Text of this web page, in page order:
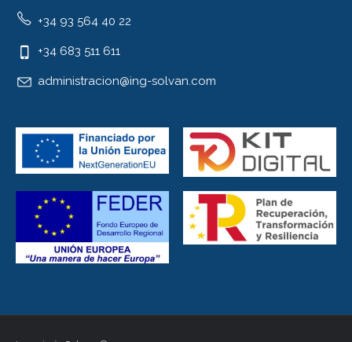
+34 93 564 40 22
+34 683 511 611
administracion@ing-solvan.com